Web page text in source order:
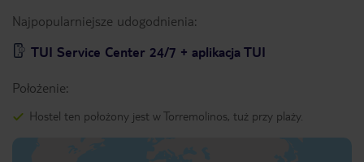
Najpopularniejsze udogodnienia:
TUI Service Center 24/7 + aplikacja TUI
Położenie:
Hostel ten położony jest w Torremolinos, tuż przy plaży.